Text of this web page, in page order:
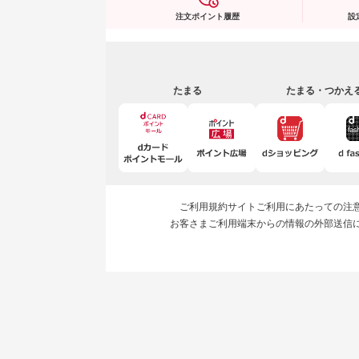
注文ポイント履歴 設
たまる たまる・つかえ
ご利用規約サイトご利用にあたっての注
お客さまご利用端末からの情報の外部送信